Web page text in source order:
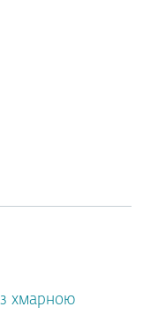
з хмарною